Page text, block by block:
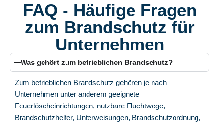
FAQ - Häufige Fragen
zum Brandschutz für
Unternehmen
Was gehört zum betrieblichen Brandschutz?
Zum betrieblichen Brandschutz gehören je nach
Unternehmen unter anderem geeignete
Feuerlöscheinrichtungen, nutzbare Fluchtwege,
Brandschutzhelfer, Unterweisungen, Brandschutzordnung,